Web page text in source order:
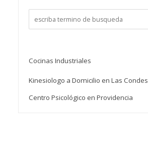
Cocinas Industriales
Kinesiologo a Domicilio en Las Condes
Centro Psicológico en Providencia